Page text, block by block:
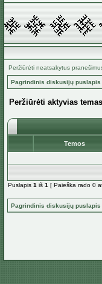
Peržiūrėti neatsakytus
Pagrindinis diskusijų puslapis
Peržiūrėti aktyvias temas
Temos
Puslapis 1 iš 1 [ Paieška rado 0
Pagrindinis diskusijų puslapis